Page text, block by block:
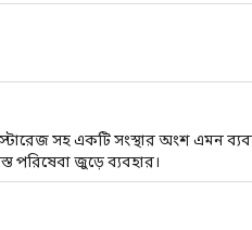
সহ একটি সংস্থার অংশ এমন
পরিষেবা জুড়ে ব্যবহার।